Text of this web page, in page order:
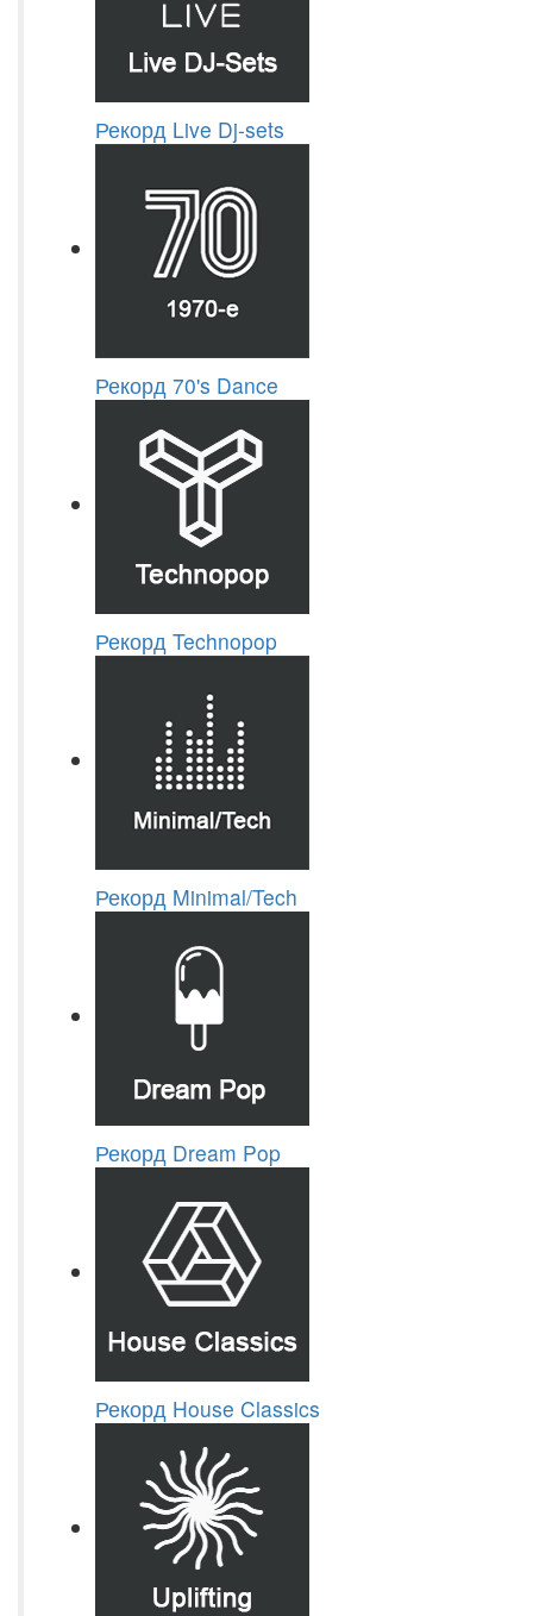
Рекорд Live Dj-sets
Рекорд 70's Dance
Рекорд Technopop
Рекорд Minimal/Tech
Рекорд Dream Pop
Рекорд House Classics